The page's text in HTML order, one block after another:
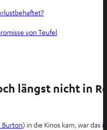
von Teufel
längst nicht in
Burton) in die Kinos kam, war